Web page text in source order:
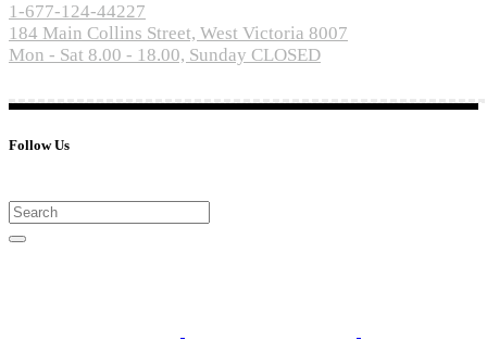
1-677-124-44227
184 Main Collins Street, West Victoria 8007
Mon - Sat 8.00 - 18.00, Sunday CLOSED
Follow Us